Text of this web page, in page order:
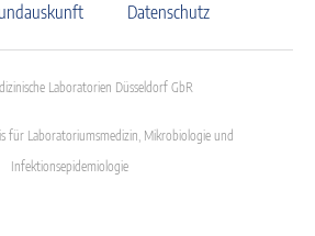
Datenschutz
Laboratorien Düsseldorf GbR
für Laboratoriumsmedizin, Mikrobiologie und
Infektionsepidemiologie